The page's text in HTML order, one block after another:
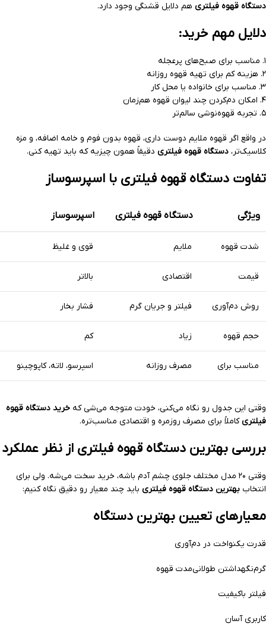
دستگاه قهوه فیلتری هم دلایل قشنگی وجود دارد.
دلایل مهم خرید:
۱. مناسب برای صبح‌های پرعجله
۲. هزینه کم برای تهیه قهوه روزانه
۳. مناسب برای خانواده یا محل کار
۴. امکان دم‌کردن چند لیوان قهوه هم‌زمان
۵. تجربه قهوه‌نوشی سالم‌تر
در واقع اگر قهوه ملایم دوست داری، قهوه بدون فوم و خامه اضافه، و مزه
کلاسیک‌تر، دستگاه قهوه فیلتری دقیقاً همون چیزیه که باید تهیه کنی.
تفاوت دستگاه قهوه فیلتری با اسپرسوساز
ویژگی دستگاه قهوه فیلتری اسپرسوساز
شدت قهوه ملایم قوی و غلیظ
قیمت اقتصادی بالاتر
روش دم‌آوری فیلتر و جریان گرم فشار بخار
حجم قهوه زیاد کم
مناسب برای مصرف روزانه اسپرسو، لاته، کاپوچینو
وقتی این جدول رو نگاه می‌کنی، خودت متوجه می‌شی که خرید دستگاه قهوه
فیلتری کاملاً برای مصرف روزمره و اقتصادی مناسب‌تره.
بررسی بهترین دستگاه قهوه فیلتری از نظر عملکرد
وقتی ۲۰ مدل مختلف جلوی چشم آدم باشه، خرید سخت می‌شه. ولی برای
انتخاب بهترین دستگاه قهوه فیلتری باید چند معیار رو دقیق نگاه کنیم:
معیارهای تعیین بهترین دستگاه
قدرت یکنواخت در دم‌آوری
گرم‌نگهداشتن طولانی‌مدت قهوه
فیلتر باکیفیت
کاربری آسان